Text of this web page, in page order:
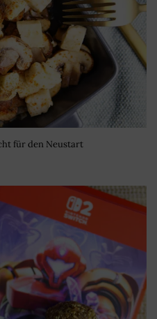
für den Neustart